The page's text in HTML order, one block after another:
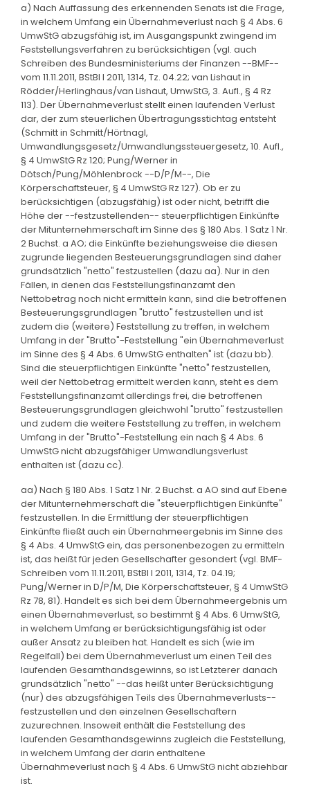
a) Nach Auffassung des erkennenden Senats ist die Frage,
in welchem Umfang ein Übernahmeverlust nach § 4 Abs. 6
UmwStG abzugsfähig ist, im Ausgangspunkt zwingend im
Feststellungsverfahren zu berücksichtigen (vgl. auch
Schreiben des Bundesministeriums der Finanzen --BMF--
vom 11.11.2011, BStBl I 2011, 1314, Tz. 04.22; van Lishaut in
Rödder/Herlinghaus/van Lishaut, UmwStG, 3. Aufl., § 4 Rz
113). Der Übernahmeverlust stellt einen laufenden Verlust
dar, der zum steuerlichen Übertragungsstichtag entsteht
(Schmitt in Schmitt/Hörtnagl,
Umwandlungsgesetz/Umwandlungssteuergesetz, 10. Aufl.,
§ 4 UmwStG Rz 120; Pung/Werner in
Dötsch/Pung/Möhlenbrock --D/P/M--, Die
Körperschaftsteuer, § 4 UmwStG Rz 127). Ob er zu
berücksichtigen (abzugsfähig) ist oder nicht, betrifft die
Höhe der --festzustellenden-- steuerpflichtigen Einkünfte
der Mitunternehmerschaft im Sinne des § 180 Abs. 1 Satz 1 Nr.
2 Buchst. a AO; die Einkünfte beziehungsweise die diesen
zugrunde liegenden Besteuerungsgrundlagen sind daher
grundsätzlich "netto" festzustellen (dazu aa). Nur in den
Fällen, in denen das Feststellungsfinanzamt den
Nettobetrag noch nicht ermitteln kann, sind die betroffenen
Besteuerungsgrundlagen "brutto" festzustellen und ist
zudem die (weitere) Feststellung zu treffen, in welchem
Umfang in der "Brutto"-Feststellung "ein Übernahmeverlust
im Sinne des § 4 Abs. 6 UmwStG enthalten" ist (dazu bb).
Sind die steuerpflichtigen Einkünfte "netto" festzustellen,
weil der Nettobetrag ermittelt werden kann, steht es dem
Feststellungsfinanzamt allerdings frei, die betroffenen
Besteuerungsgrundlagen gleichwohl "brutto" festzustellen
und zudem die weitere Feststellung zu treffen, in welchem
Umfang in der "Brutto"-Feststellung ein nach § 4 Abs. 6
UmwStG nicht abzugsfähiger Umwandlungsverlust
enthalten ist (dazu cc).
aa) Nach § 180 Abs. 1 Satz 1 Nr. 2 Buchst. a AO sind auf Ebene
der Mitunternehmerschaft die "steuerpflichtigen Einkünfte"
festzustellen. In die Ermittlung der steuerpflichtigen
Einkünfte fließt auch ein Übernahmeergebnis im Sinne des
§ 4 Abs. 4 UmwStG ein, das personenbezogen zu ermitteln
ist, das heißt für jeden Gesellschafter gesondert (vgl. BMF-
Schreiben vom 11.11.2011, BStBl I 2011, 1314, Tz. 04.19;
Pung/Werner in D/P/M, Die Körperschaftsteuer, § 4 UmwStG
Rz 78, 81). Handelt es sich bei dem Übernahmeergebnis um
einen Übernahmeverlust, so bestimmt § 4 Abs. 6 UmwStG,
in welchem Umfang er berücksichtigungsfähig ist oder
außer Ansatz zu bleiben hat. Handelt es sich (wie im
Regelfall) bei dem Übernahmeverlust um einen Teil des
laufenden Gesamthandsgewinns, so ist Letzterer danach
grundsätzlich "netto" --das heißt unter Berücksichtigung
(nur) des abzugsfähigen Teils des Übernahmeverlusts--
festzustellen und den einzelnen Gesellschaftern
zuzurechnen. Insoweit enthält die Feststellung des
laufenden Gesamthandsgewinns zugleich die Feststellung,
in welchem Umfang der darin enthaltene
Übernahmeverlust nach § 4 Abs. 6 UmwStG nicht abziehbar
ist.